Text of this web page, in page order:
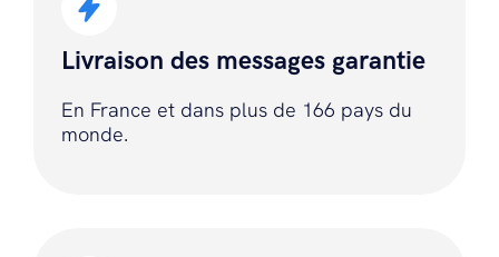
Livraison des messages garantie
En France et dans plus de 166 pays du
monde.